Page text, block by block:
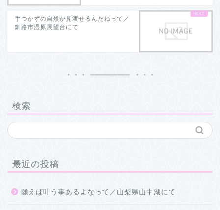
手つかずの自然が見渡せるんだねって／
釧路市湿原展望台にて
検索
最近の投稿
願えば叶う事あるよなって／山梨県山中湖にて